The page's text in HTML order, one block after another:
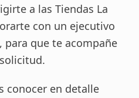
a las Tiendas La
con un ejecutivo
que te acompañe
conocer en detalle